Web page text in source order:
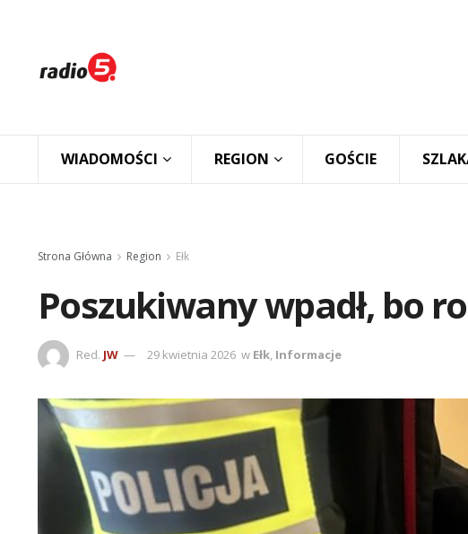
WIADOMOŚCI REGION GOŚCIE
Strona Główna Region Ełk
Poszukiwany wpadł, bo
Red. JW 29 kwietnia 2026 w Ełk, Informacje